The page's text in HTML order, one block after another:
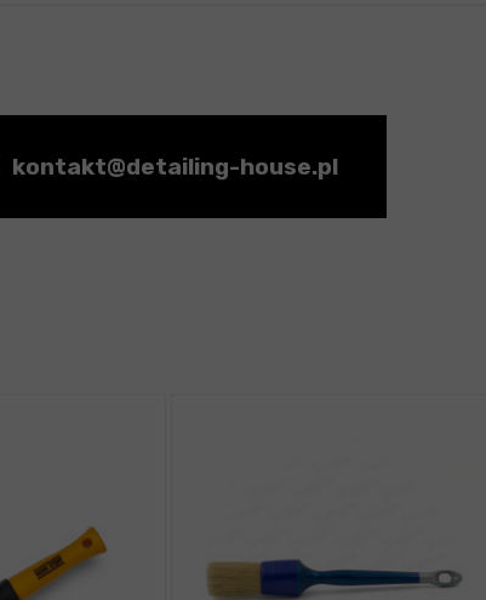
kontakt@detailing-house.pl